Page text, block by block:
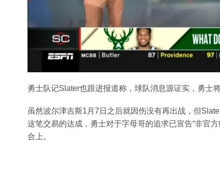
勇士队记Slater也跟进报道称，球队消息源证实，勇士
虽然波尔津吉斯1月7日之后就因伤没有再出战，但
这笔交易的达成，勇士对于字母哥的追求已宣告“非官
合上。